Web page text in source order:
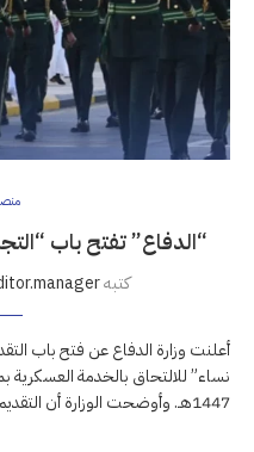
“الدفاع” تفتح باب
كتبه
أعلنت وزارة الدفاع عن فتح باب
نساء” للالتحاق بالخدمة العسكرية
1447هـ. وأوضحت الوزارة أن التقديم يبدأ اعتبارا …